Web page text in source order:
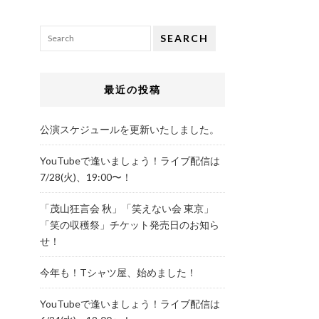
SEARCH
最近の投稿
公演スケジュールを更新いたしました。
YouTubeで逢いましょう！ライブ配信は
7/28(火)、19:00〜！
「茂山狂言会 秋」「笑えない会 東京」
「笑の収穫祭」チケット発売日のお知ら
せ！
今年も！Tシャツ屋、始めました！
YouTubeで逢いましょう！ライブ配信は